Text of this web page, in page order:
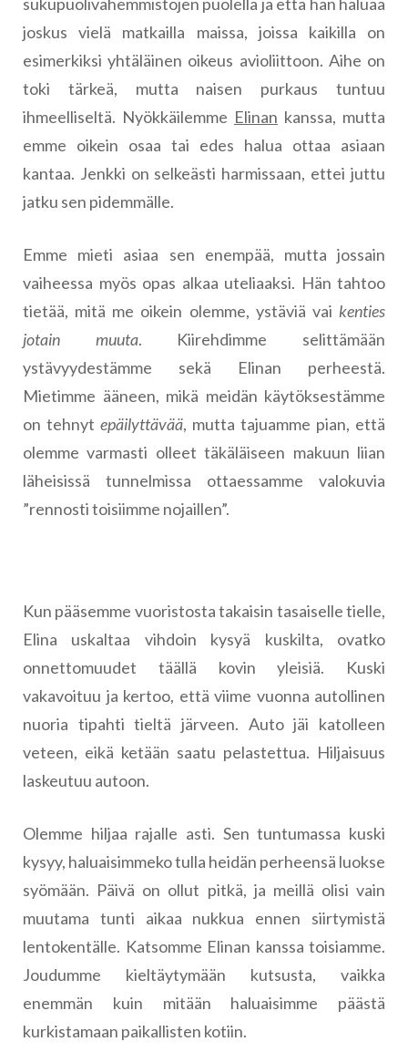
joskus vielä matkailla maissa, joissa kaikilla on
esimerkiksi yhtäläinen oikeus avioliittoon. Aihe on
toki tärkeä, mutta naisen purkaus tuntuu
ihmeelliseltä. Nyökkäilemme Elinan kanssa, mutta
emme oikein osaa tai edes halua ottaa asiaan
kantaa. Jenkki on selkeästi harmissaan, ettei juttu
jatku sen pidemmälle.
Emme mieti asiaa sen enempää, mutta jossain
vaiheessa myös opas alkaa uteliaaksi. Hän tahtoo
tietää, mitä me oikein olemme, ystäviä vai kenties
jotain muuta. Kiirehdimme selittämään
ystävyydestämme sekä Elinan perheestä.
Mietimme ääneen, mikä meidän käytöksestämme
on tehnyt epäilyttävää, mutta tajuamme pian, että
olemme varmasti olleet täkäläiseen makuun liian
läheisissä tunnelmissa ottaessamme valokuvia
”rennosti toisiimme nojaillen”.
Kun pääsemme vuoristosta takaisin tasaiselle tielle,
Elina uskaltaa vihdoin kysyä kuskilta, ovatko
onnettomuudet täällä kovin yleisiä. Kuski
vakavoituu ja kertoo, että viime vuonna autollinen
nuoria tipahti tieltä järveen. Auto jäi katolleen
veteen, eikä ketään saatu pelastettua. Hiljaisuus
laskeutuu autoon.
Olemme hiljaa rajalle asti. Sen tuntumassa kuski
kysyy, haluaisimmeko tulla heidän perheensä luokse
syömään. Päivä on ollut pitkä, ja meillä olisi vain
muutama tunti aikaa nukkua ennen siirtymistä
lentokentälle. Katsomme Elinan kanssa toisiamme.
Joudumme kieltäytymään kutsusta, vaikka
enemmän kuin mitään haluaisimme päästä
kurkistamaan paikallisten kotiin.